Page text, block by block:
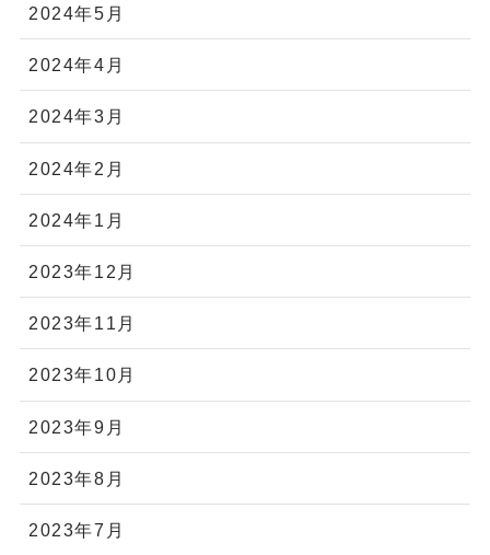
2024年5月
2024年4月
2024年3月
2024年2月
2024年1月
2023年12月
2023年11月
2023年10月
2023年9月
2023年8月
2023年7月